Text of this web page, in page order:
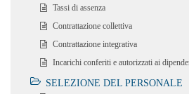
Tassi di assenza
Contrattazione collettiva
Contrattazione integrativa
Incarichi conferiti e autorizzati ai
SELEZIONE DEL PERSONALE